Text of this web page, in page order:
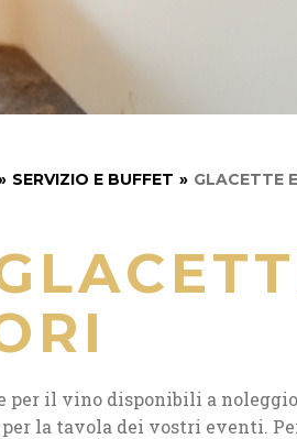
SERVIZIO E BUFFET » GLACETTE
per il vino disponibili a
la tavola dei vostri eventi.